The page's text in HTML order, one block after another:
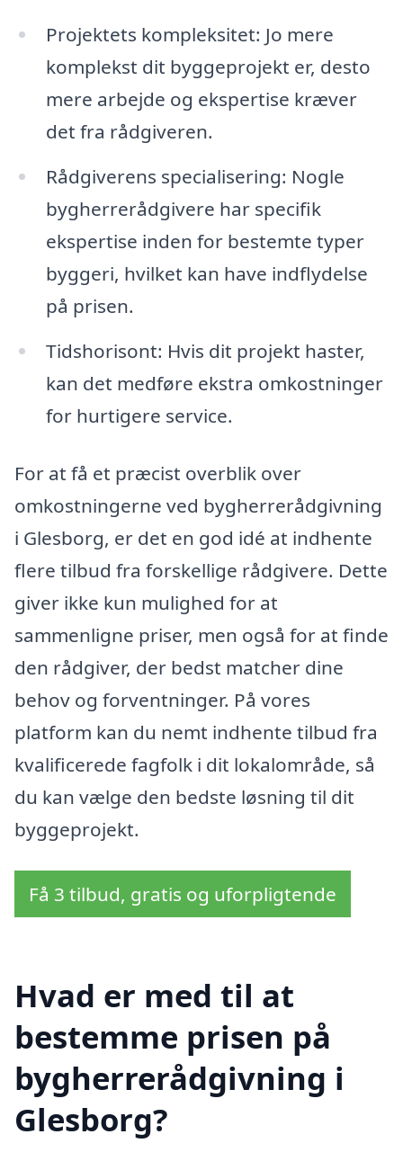
Projektets kompleksitet: Jo mere
komplekst dit byggeprojekt er, desto
mere arbejde og ekspertise kræver
det fra rådgiveren.
Rådgiverens specialisering: Nogle
bygherrerådgivere har specifik
ekspertise inden for bestemte typer
byggeri, hvilket kan have indflydelse
på prisen.
Tidshorisont: Hvis dit projekt haster,
kan det medføre ekstra omkostninger
for hurtigere service.
For at få et præcist overblik over
omkostningerne ved bygherrerådgivning
i Glesborg, er det en god idé at indhente
flere tilbud fra forskellige rådgivere. Dette
giver ikke kun mulighed for at
sammenligne priser, men også for at finde
den rådgiver, der bedst matcher dine
behov og forventninger. På vores
platform kan du nemt indhente tilbud fra
kvalificerede fagfolk i dit lokalområde, så
du kan vælge den bedste løsning til dit
byggeprojekt.
Få 3 tilbud, gratis og uforpligtende
Hvad er med til at
bestemme prisen på
bygherrerådgivning i
Glesborg?